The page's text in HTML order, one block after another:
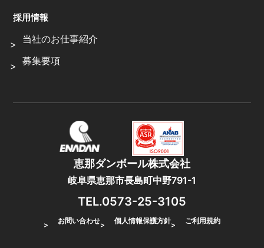
採用情報
当社のお仕事紹介
募集要項
恵那ダンボール株式会社
岐阜県恵那市長島町中野791-1
TEL.0573-25-3105
お問い合わせ 個人情報保護方針 ご利用規約